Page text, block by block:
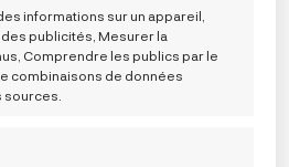
du consentement en bas de
informations sur un appareil,
publicités, Mesurer la
Comprendre les publics par le
combinaisons de données
za dojilje od svile, 6 kom
17,25€